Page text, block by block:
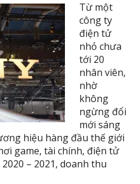
Từ một
công ty
điện tử
nhỏ chưa
tới 20
nhân viên,
nhờ
không
ngừng đổi
mới sáng
hiệu hàng đầu thế giới
game, tài chính, điện tử
– 2021, doanh thu